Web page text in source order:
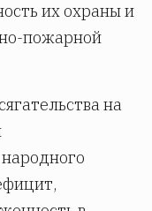
их охраны и
пожарной
на